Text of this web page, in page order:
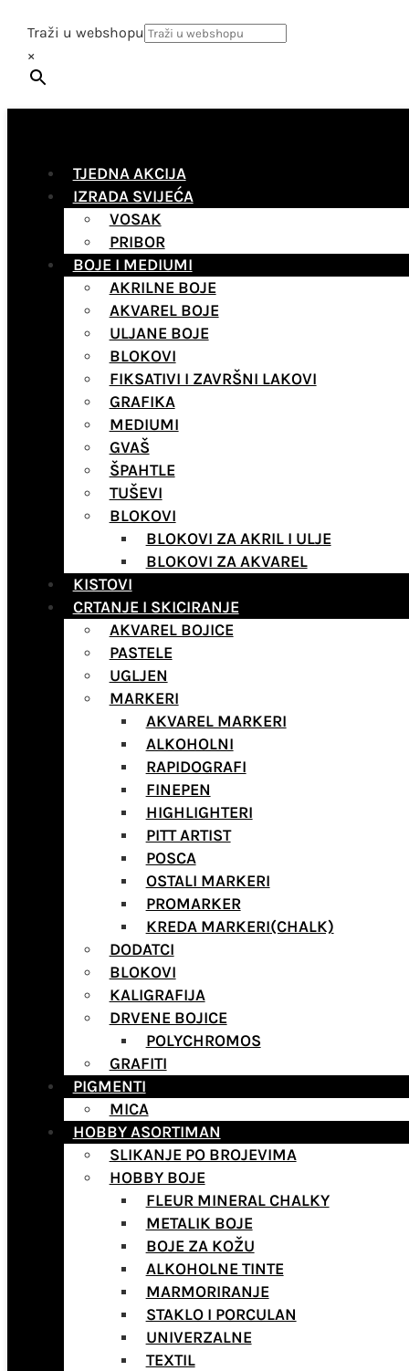
Traži u webshopu
×
TJEDNA AKCIJA
IZRADA SVIJEĆA
VOSAK
PRIBOR
BOJE I MEDIUMI
AKRILNE BOJE
AKVAREL BOJE
ULJANE BOJE
BLOKOVI
FIKSATIVI I ZAVRŠNI LAKOVI
GRAFIKA
MEDIUMI
GVAŠ
ŠPAHTLE
TUŠEVI
BLOKOVI
BLOKOVI ZA AKRIL I ULJE
BLOKOVI ZA AKVAREL
KISTOVI
CRTANJE I SKICIRANJE
AKVAREL BOJICE
PASTELE
UGLJEN
MARKERI
AKVAREL MARKERI
ALKOHOLNI
RAPIDOGRAFI
FINEPEN
HIGHLIGHTERI
PITT ARTIST
POSCA
OSTALI MARKERI
PROMARKER
KREDA MARKERI(CHALK)
DODATCI
BLOKOVI
KALIGRAFIJA
DRVENE BOJICE
POLYCHROMOS
GRAFITI
PIGMENTI
MICA
HOBBY ASORTIMAN
SLIKANJE PO BROJEVIMA
HOBBY BOJE
FLEUR MINERAL CHALKY
METALIK BOJE
BOJE ZA KOŽU
ALKOHOLNE TINTE
MARMORIRANJE
STAKLO I PORCULAN
UNIVERZALNE
TEXTIL